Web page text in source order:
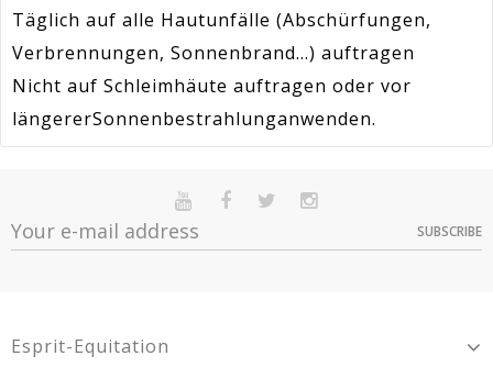
Täglich auf alle Hautunfälle (Abschürfungen,
Verbrennungen, Sonnenbrand...) auftragen
Nicht auf Schleimhäute auftragen oder vor
längererSonnenbestrahlunganwenden.
Herkunft Frankreich
Sur commande Indisponible
Option Quantité
Dispo
SUBSCRIBE
Esprit-Equitation